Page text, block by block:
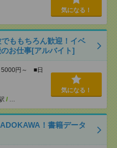
気になる！
ももちろん歓迎！イベ
お仕事[アルバイト]
5000円～ ■日
/
気になる！
！書籍データ